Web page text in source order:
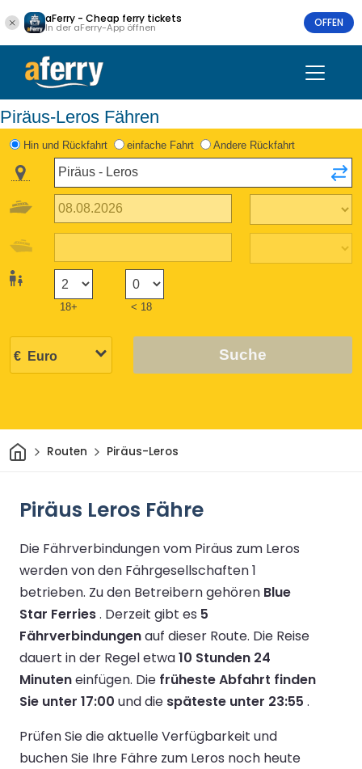
aFerry - Cheap ferry tickets
In der aFerry-App öffnen OFFEN
Piräus-Leros Fähren
Hin und Rückfahrt einfache Fahrt Andere Rückfahrt
18+ < 18
Suche
HeimRouten Piräus-Leros
Piräus Leros Fähre
Die Fährverbindungen vom Piräus zum Leros
werden von den Fährgesellschaften 1
betrieben. Zu den Betreibern gehören Blue
Star Ferries. Derzeit gibt es 5
Fährverbindungenauf dieser Route. Die Reise
dauert in der Regel etwa10 Stunden 24
Minuteneinfügen. Die früheste Abfahrt finden
Sie unter 17:00 und die späteste unter 23:55 .
Prüfen Sie die aktuelle Verfügbarkeit und
buchen Sie Ihre Fähre zum Leros noch heute